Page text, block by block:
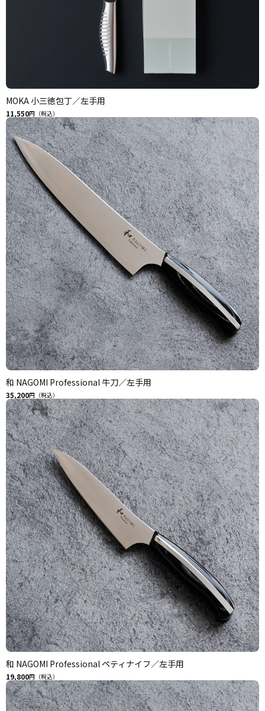
MOKA 小三徳包丁／左手用
11,550円（税込）
和 NAGOMI Professional 牛刀／左手用
35,200円（税込）
和 NAGOMI Professional ペティナイフ／左手用
19,800円（税込）